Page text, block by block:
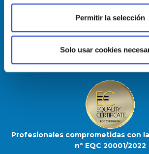
Permitir la selección
Solo usar cookies
Enlace útiles
Aviso Legal
Profesionales comprometidas con la
nº EQC 20001/2022